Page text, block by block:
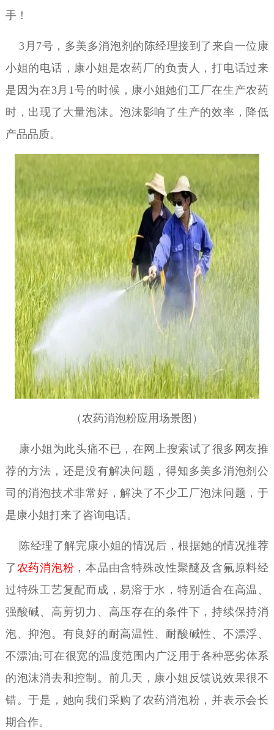
手！
3月7号，多美多消泡剂的陈经理接到了来自一位康
小姐的电话，康小姐是农药厂的负责人，打电话过来
是因为在3月1号的时候，康小姐她们工厂在生产农药
时，出现了大量泡沫。泡沫影响了生产的效率，降低
产品品质。
（农药消泡粉应用场景图）
康小姐为此头痛不已，在网上搜索试了很多网友推
荐的方法，还是没有解决问题，得知多美多消泡剂公
司的消泡技术非常好，解决了不少工厂泡沫问题，于
是康小姐打来了咨询电话。
陈经理了解完康小姐的情况后，根据她的情况推荐
了农药消泡粉 ，本品由含特殊改性聚醚及含氟原料经
过特殊工艺复配而成，易溶于水，特别适合在高温、
强酸碱、高剪切力、高压存在的条件下，持续保持消
泡、抑泡。有良好的耐高温性、耐酸碱性、不漂浮、
不漂油;可在很宽的温度范围内广泛用于各种恶劣体系
的泡沫消去和控制。前几天，康小姐反馈说效果很不
错。于是，她向我们采购了农药消泡粉，并表示会长
期合作。